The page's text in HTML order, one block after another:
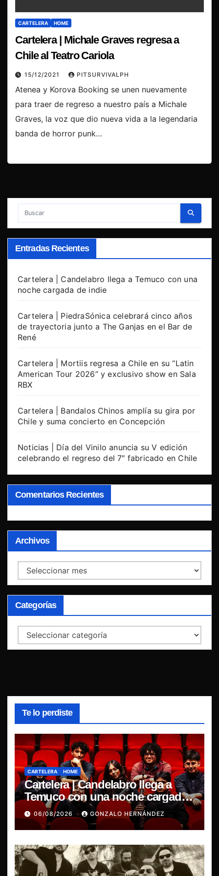
CARTELERA HOME
Cartelera | Michale Graves regresa a
Chile al Teatro Cariola
15/12/2021 PITSURVIVALPH
Atenea y Korova Booking se unen nuevamente
para traer de regreso a nuestro país a Michale
Graves, la voz que dio nueva vida a la legendaria
banda de horror punk…
Entradas Recientes
Cartelera | Candelabro llega a Temuco con una
noche cargada de indie
Cartelera | PiedraSónica celebrará cinco años
de trayectoria junto a The Ganjas en el Bar de
René
Cartelera | Mortiis regresa a Chile en su “Latin
American Tour 2026” y exclusivo show en Sala
RBX
Cartelera | Bandalos Chinos amplía su gira por
Chile y suma concierto en Concepción
Noticias | Día del Vinilo anuncia su V edición
celebrando el regreso del 7″ fabricado en Chile
Comentarios Recientes
Archivos
Archivos
Categorías
Categorías
Te lo perdiste
CARTELERA HOME
Cartelera | Candelabro llega a
Temuco con una noche cargada
de indie
06/08/2026 GONZALO HERNÁNDEZ